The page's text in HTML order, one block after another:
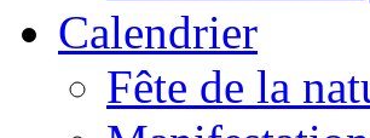
Calendrier
Fête de la